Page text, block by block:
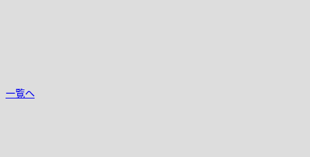
一覧へ